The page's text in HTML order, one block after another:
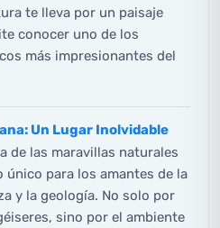
te lleva por un paisaje
conocer uno de los
más impresionantes del
Un Lugar Inolvidable
de las maravillas naturales
único para los amantes de la
y la geología. No solo por
sino por el ambiente